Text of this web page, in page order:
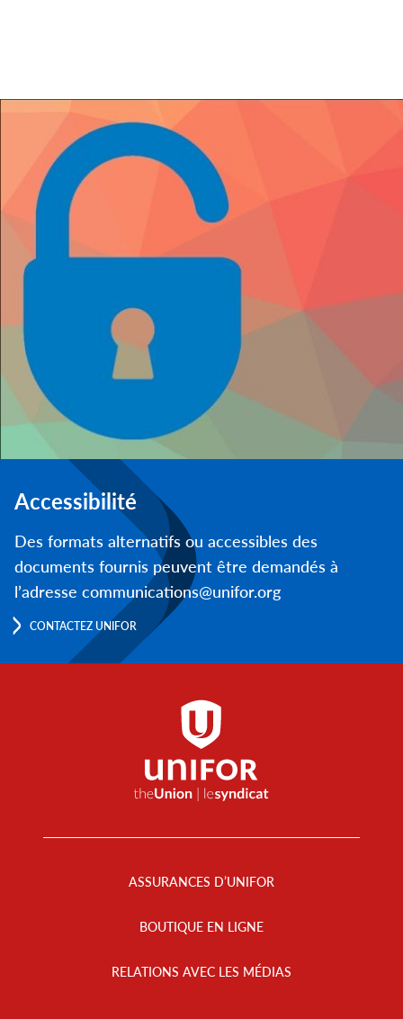
Accessibilité
Des formats alternatifs ou accessibles des
documents fournis peuvent être demandés à
l’adresse communications@unifor.org
CONTACTEZ UNIFOR
ASSURANCES D’UNIFOR
BOUTIQUE EN LIGNE
RELATIONS AVEC LES MÉDIAS